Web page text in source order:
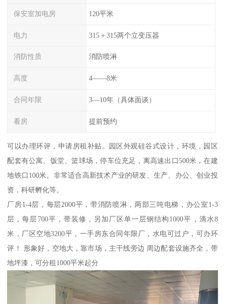
保安室加电房 120平米
电力 315＋315两个立变压器
消防性质 消防喷淋
高度 4——8米
合同年限 3—10年（具体面谈）
看房 提前预约
可以办理环评，申请房租补贴。园区外观硅谷式设计，环境，园区
配套有公寓、饭堂、篮球场，停车位充足，离高速出口500米，在建
地铁口100米。非常适合高新技术产业的研发、生产、办公、创业投
资，科研孵化等。
厂房1-4层，每层2000平，带消防喷淋，两部三吨电梯，办公室1-3
层，每层700平，带装修，另加厂区单一层钢结构1000平，滴水8
米，厂区空地3200平，一手房东合同年限厂，水电可过户，可办环
评！ 形象好，空地大，靠市场，主干线旁边 周边配套设施齐全，带
地坪漆，可分租1000平米起分